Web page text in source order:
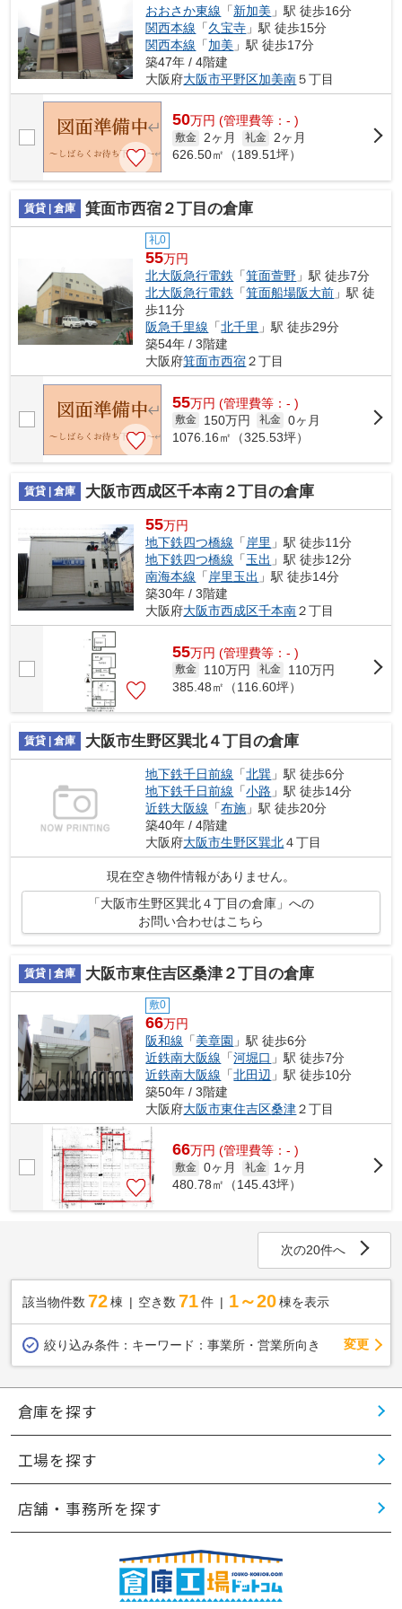
おおさか東線 「新加美 」駅 徒歩16分
関西本線 「久宝寺 」駅 徒歩15分
関西本線 「加美 」駅 徒歩17分
築47年 / 4階建
大阪府大阪市平野区加美南５丁目
50万円 (管理費等：- )
敷金 2ヶ月 礼金
2ヶ月
626.50㎡（189.51坪）
賃貸 | 倉庫 箕面市西宿２丁目の倉庫
礼0
55万円
北大阪急行電鉄 「箕面萱野 」駅 徒歩7分
北大阪急行電鉄 「箕面船場阪大前 」駅 徒
歩11分
阪急千里線 「北千里 」駅 徒歩29分
築54年 / 3階建
大阪府箕面市西宿２丁目
55万円 (管理費等：- )
敷金 150万円 礼金 0ヶ月
1076.16㎡（325.53坪）
賃貸 | 倉庫 大阪市西成区千本南２丁目の倉庫
55万円
地下鉄四つ橋線 「 岸里 」駅 徒歩11分
地下鉄四つ橋線 「玉出 」駅 徒歩12分
南海本線 「 岸里玉出 」駅 徒歩14分
築30年 / 3階建
大阪府大阪市西成区千本南２丁目
55万円 (管理費等：- )
敷金 110万円 礼金
110万円
385.48㎡（116.60坪）
賃貸 | 倉庫 大阪市生野区巽北４丁目の倉庫
地下鉄千日前線 「北巽 」駅 徒歩6分
地下鉄千日前線 「小路 」駅 徒歩14分
近鉄大阪線 「布施 」駅 徒歩20分
築40年 / 4階建
大阪府大阪市生野区巽北４丁目
現在空き物件情報がありません。
「大阪市生野区巽北４丁目の倉庫」への
お問い合わせはこちら
賃貸 | 倉庫 大阪市東住吉区桑津２丁目の倉庫
敷0
66万円
阪和線 「美章園 」駅 徒歩6分
近鉄南大阪線 「河堀口 」駅 徒歩7分
近鉄南大阪線 「北田辺 」駅 徒歩10分
築50年 / 3階建
大阪府大阪市東住吉区桑津２丁目
66万円 (管理費等：- )
敷金 0ヶ月 礼金
1ヶ月
480.78㎡（145.43坪）
次の20件へ
該当物件数 72棟 空き数 71 件 1～20 棟を表示
絞り込み条件： キーワード：事業所・営業所向き 変更
倉庫を探す
工場を探す
店舗・事務所を探す